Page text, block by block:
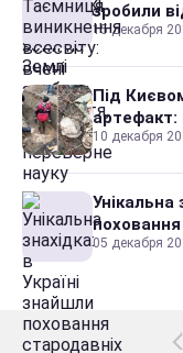
зробили
15 декабря
Під
артефакт:
10 декабря
Унікальна
поховання
05 декабря